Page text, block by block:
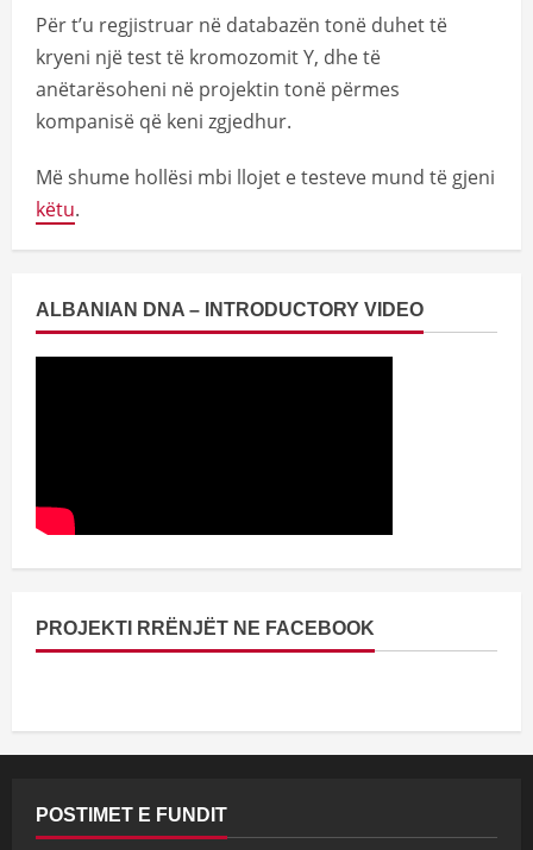
Për t’u regjistruar në databazën tonë duhet të
kryeni një test të kromozomit Y, dhe të
anëtarësoheni në projektin tonë përmes
kompanisë që keni zgjedhur.
Më shume hollësi mbi llojet e testeve mund të gjeni
këtu.
ALBANIAN DNA – INTRODUCTORY VIDEO
PROJEKTI RRËNJËT NE FACEBOOK
POSTIMET E FUNDIT